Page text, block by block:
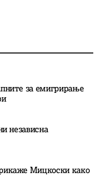
за емигрирање
независна
Мицкоски како